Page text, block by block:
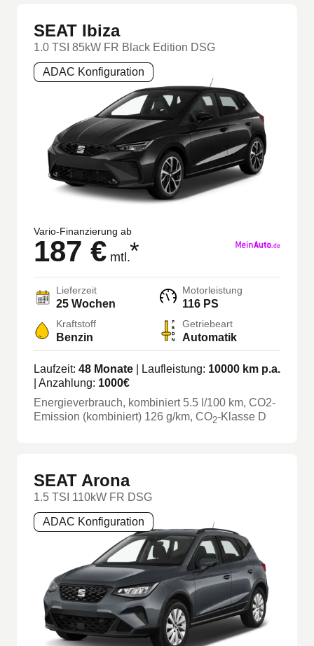
SEAT Ibiza
1.0 TSI 85kW FR Black Edition DSG
ADAC Konfiguration
Vario-Finanzierung ab
187 € mtl.*
Lieferzeit
25 Wochen
Motorleistung
116 PS
Kraftstoff
Benzin
Getriebeart
Automatik
Laufzeit: 48 Monate | Laufleistung: 10000 km p.a.
| Anzahlung: 1000€
Energieverbrauch, kombiniert 5.5 l/100 km, CO2-
Emission (kombiniert) 126 g/km, CO2-Klasse D
SEAT Arona
1.5 TSI 110kW FR DSG
ADAC Konfiguration